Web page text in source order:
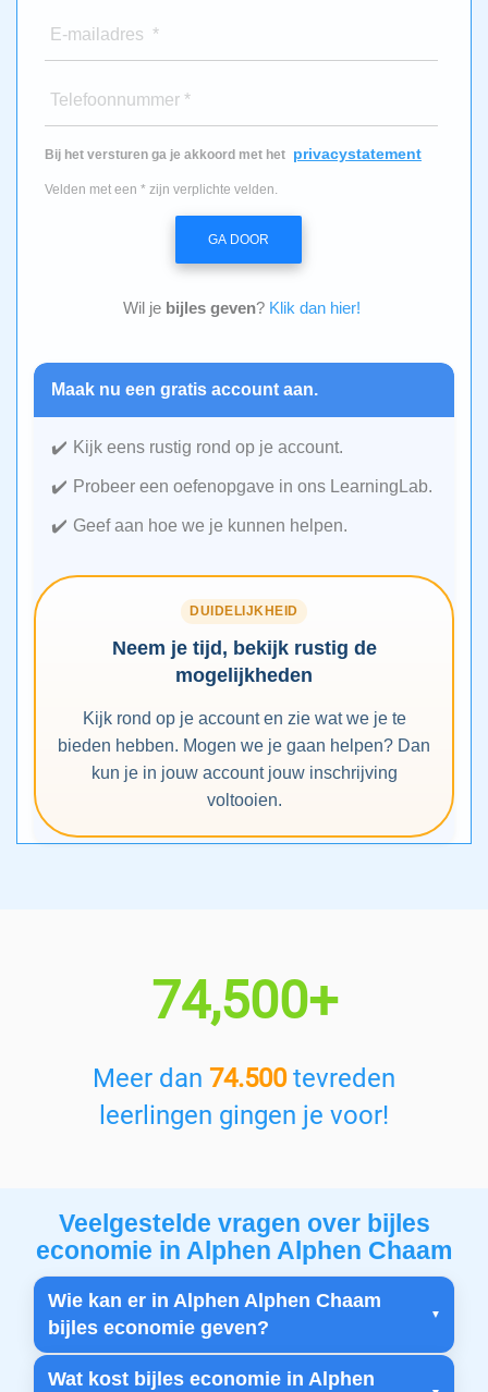
E-mailadres *
Telefoonnummer *
Bij het versturen ga je akkoord met het privacystatement
Velden met een * zijn verplichte velden.
GA DOOR
Wil je bijles geven? Klik dan hier!
Maak nu een gratis account aan.
Kijk eens rustig rond op je account.
Probeer een oefenopgave in ons LearningLab.
Geef aan hoe we je kunnen helpen.
DUIDELIJKHEID
Neem je tijd, bekijk rustig de
mogelijkheden
Kijk rond op je account en zie wat we je te
bieden hebben. Mogen we je gaan helpen? Dan
kun je in jouw account jouw inschrijving
voltooien.
74,500+
Meer dan 74.500tevreden
leerlingen gingen je voor!
Veelgestelde vragen over bijles
economie in Alphen Alphen Chaam
Wie kan er in Alphen Alphen Chaam
bijles economie geven?
Wat kost bijles economie in Alphen